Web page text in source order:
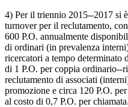
4) Per il triennio 2015-­‐2017 si
turnover per il reclutamento,
600 P.O. annualmente
di ordinari (in prevalenza
ricercatori a tempo determinato
di 1 P.O. per coppia ordinario-­
reclutamento di associati
promozione e circa 120 P.O.
al costo di 0,7 P.O. per chiamata.